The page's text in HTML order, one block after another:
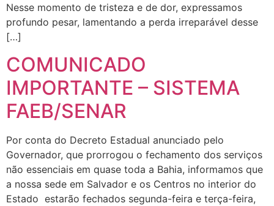
Nesse momento de tristeza e de dor, expressamos
profundo pesar, lamentando a perda irreparável desse
[…]
COMUNICADO
IMPORTANTE – SISTEMA
FAEB/SENAR
Por conta do Decreto Estadual anunciado pelo
Governador, que prorrogou o fechamento dos serviços
não essenciais em quase toda a Bahia, informamos que
a nossa sede em Salvador e os Centros no interior do
Estado estarão fechados segunda-feira e terça-feira,